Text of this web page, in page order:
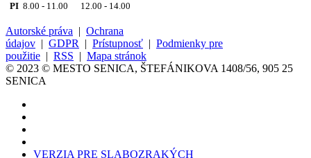
PI 8.00 - 11.00 12.00 - 14.00
Autorské práva | Ochrana
údajov | GDPR | Prístupnosť | Podmienky pre
použitie | RSS | Mapa stránok
© 2023 © MESTO SENICA, ŠTEFÁNIKOVA 1408/56, 905 25
SENICA
VERZIA PRE SLABOZRAKÝCH